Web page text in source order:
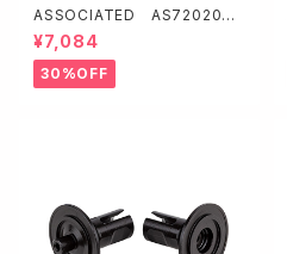
ASSOCIATED AS72020
ボディー・ウイングセット【RB10/
レッド】
¥7,084
30%OFF